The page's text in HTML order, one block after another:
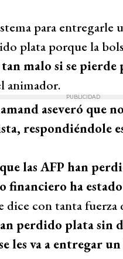
para entregarle
plata porque la
malo si se
animador.
PUBLICIDAD
aseveró que
respondiéndole
las AFP han
financiero ha
dice con tanta
perdido plata sin
les va a entregar